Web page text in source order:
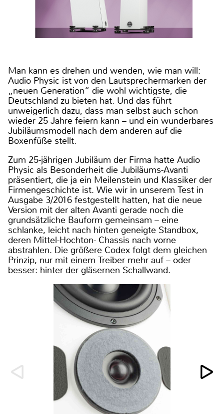
Man kann es drehen und wenden, wie man will:
Audio Physic ist von den Lautsprechermarken der
„neuen Generation“ die wohl wichtigste, die
Deutschland zu bieten hat. Und das führt
unweigerlich dazu, dass man selbst auch schon
wieder 25 Jahre feiern kann – und ein wunderbares
Jubiläumsmodell nach dem anderen auf die
Boxenfüße stellt.
Zum 25-jährigen Jubiläum der Firma hatte Audio
Physic als Besonderheit die Jubiläums-Avanti
präsentiert, die ja ein Meilenstein und Klassiker der
Firmengeschichte ist. Wie wir in unserem Test in
Ausgabe 3/2016 festgestellt hatten, hat die neue
Version mit der alten Avanti gerade noch die
grundsätzliche Bauform gemeinsam – eine
schlanke, leicht nach hinten geneigte Standbox,
deren Mittel-Hochton- Chassis nach vorne
abstrahlen. Die größere Codex folgt dem gleichen
Prinzip, nur mit einem Treiber mehr auf – oder
besser: hinter der gläsernen Schallwand.